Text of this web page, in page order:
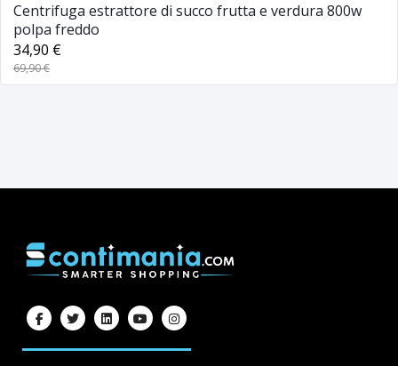
Centrifuga estrattore di succo frutta e verdura 800w
polpa freddo
34,90 €
69,90 €